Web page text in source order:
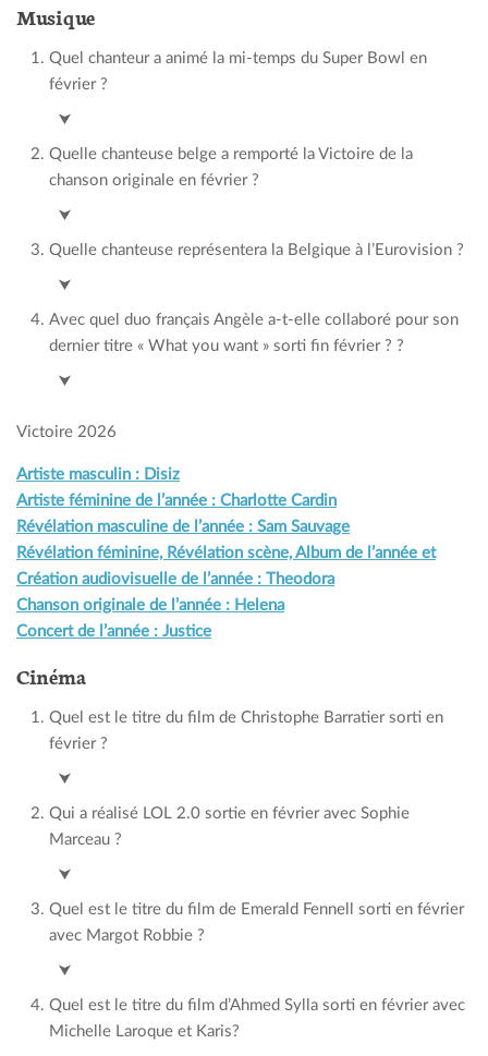
Musique
Quel chanteur a animé la mi-temps du Super Bowl en
février ?
Bad Bunny
⮟
Quelle chanteuse belge a remporté la Victoire de la
chanson originale en février ?
Helena
⮟
Quelle chanteuse représentera la Belgique à l’Eurovision ?
Essyla
⮟
Avec quel duo français Angèle a-t-elle collaboré pour son
dernier titre « What you want » sorti fin février ? ?
Justice
⮟
Victoire 2026
Artiste masculin : Disiz
Artiste féminine de l’année : Charlotte Cardin
Révélation masculine de l’année : Sam Sauvage
Révélation féminine, Révélation scène, Album de l’année et
Création audiovisuelle de l’année : Theodora
Chanson originale de l’année : Helena
Concert de l’année : Justice
Cinéma
Quel est le titre du film de Christophe Barratier sorti en
février ?
Les enfants de la résistance
⮟
Qui a réalisé LOL 2.0 sortie en février avec Sophie
Marceau ?
Lisa Azuelos
⮟
Quel est le titre du film de Emerald Fennell sorti en février
avec Margot Robbie ?
Hurlevent
⮟
Quel est le titre du film d’Ahmed Sylla sorti en février avec
Michelle Laroque et Karis?